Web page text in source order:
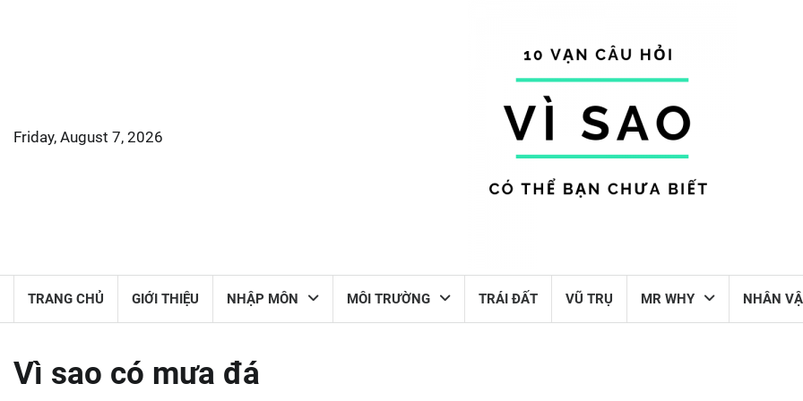
Friday, August 7, 2026
TRANG CHỦ GIỚI THIỆU NHẬP MÔN MÔI TRƯỜNG TRÁI ĐẤT VŨ TRỤ MR WHY NHÂN
Vì sao có mưa đá